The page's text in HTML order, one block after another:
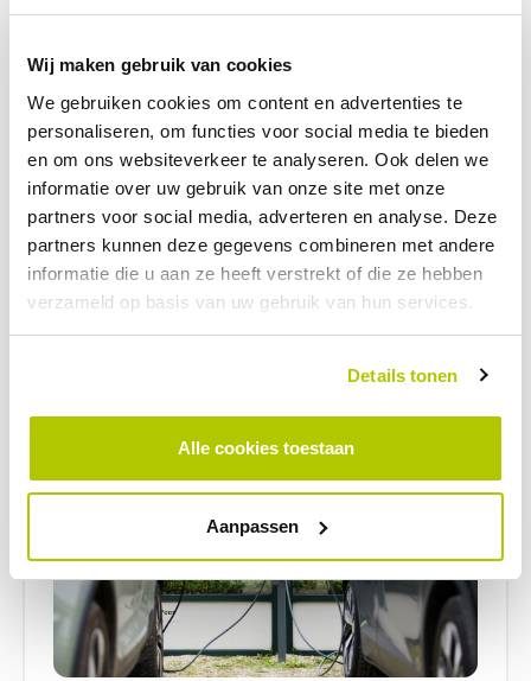
Wij maken gebruik van cookies
We gebruiken cookies om content en advertenties te
personaliseren, om functies voor social media te bieden
en om ons websiteverkeer te analyseren. Ook delen we
informatie over uw gebruik van onze site met onze
partners voor social media, adverteren en analyse. Deze
partners kunnen deze gegevens combineren met andere
informatie die u aan ze heeft verstrekt of die ze hebben
verzameld op basis van uw gebruik van hun services.
Details tonen
Alle cookies toestaan
Aanpassen
Dynamic load balancing
29 MEI 2026